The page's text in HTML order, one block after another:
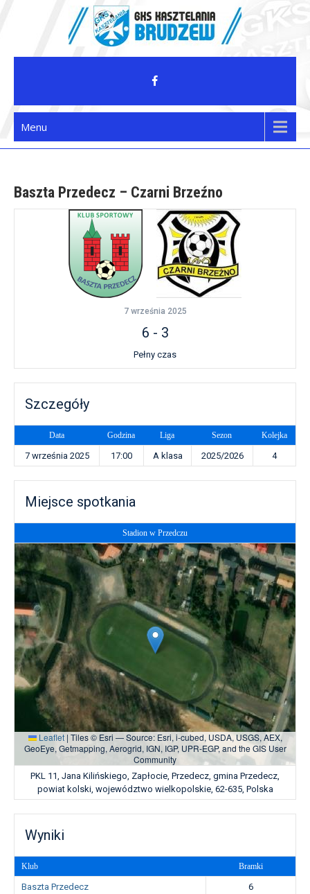
GKS Kasztelania Brudzew
Menu
Baszta Przedecz – Czarni Brzeźno
7 września 2025
6 - 3
Pełny czas
Szczegóły
Data Godzina Liga Sezon Kolejka
7 września 2025 17:00 A klasa 2025/2026 4
Miejsce spotkania
Stadion w Przedczu
Leaflet | Tiles © Esri — Source: Esri, i-cubed, USDA, USGS, AEX,
GeoEye, Getmapping, Aerogrid, IGN, IGP, UPR-EGP, and the GIS User
Community
PKL 11, Jana Kilińskiego, Zapłocie, Przedecz, gmina Przedecz,
powiat kolski, województwo wielkopolskie, 62-635, Polska
Wyniki
Klub Bramki
Baszta Przedecz
6